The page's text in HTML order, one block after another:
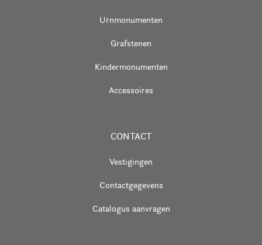
Urnmonumenten
Grafstenen
Kindermonumenten
Accessoires
CONTACT
Vestigingen
Contactgegevens
Catalogus aanvragen